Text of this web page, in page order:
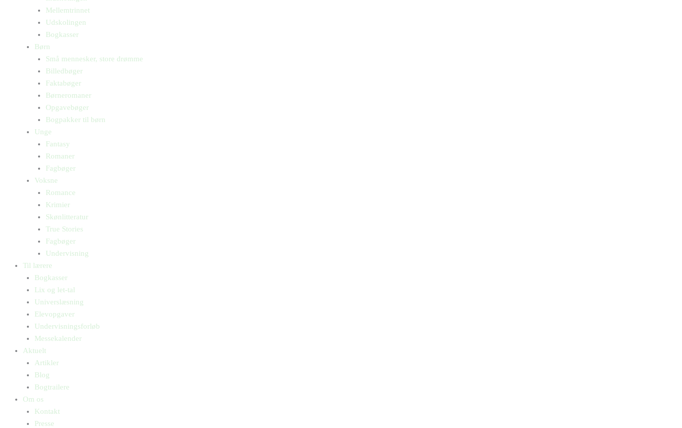
Mellemtrinnet
Udskolingen
Bogkasser
Børn
Små mennesker, store drømme
Billedbøger
Faktabøger
Børneromaner
Opgavebøger
Bogpakker til børn
Unge
Fantasy
Romaner
Fagbøger
Voksne
Romance
Krimier
Skønlitteratur
True Stories
Fagbøger
Undervisning
Til lærere
Bogkasser
Lix og let-tal
Universlæsning
Elevopgaver
Undervisningsforløb
Messekalender
Aktuelt
Artikler
Blog
Bogtrailere
Om os
Kontakt
Presse